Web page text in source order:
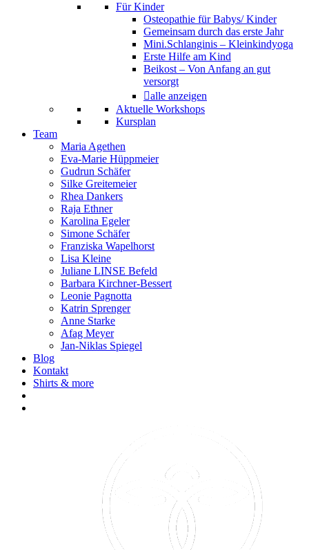
Für Kinder
Osteopathie für Babys/ Kinder
Gemeinsam durch das erste Jahr
Mini.Schlanginis – Kleinkindyoga
Erste Hilfe am Kind
Beikost – Von Anfang an gut
versorgt
alle anzeigen
Aktuelle Workshops
Kursplan
Team
Maria Agethen
Eva-Marie Hüppmeier
Gudrun Schäfer
Silke Greitemeier
Rhea Dankers
Raja Ethner
Karolina Egeler
Simone Schäfer
Franziska Wapelhorst
Lisa Kleine
Juliane LINSE Befeld
Barbara Kirchner-Bessert
Leonie Pagnotta
Katrin Sprenger
Anne Starke
Afag Meyer
Jan-Niklas Spiegel
Blog
Kontakt
Shirts & more